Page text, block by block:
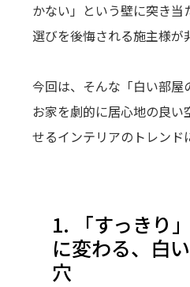
かない」という壁に突き当
選びを後悔される施主様が
今回は、そんな「白い部屋
お家を劇的に居心地の良い
せるインテリアのトレンド
1. 「すっきり
に変わる、白
穴